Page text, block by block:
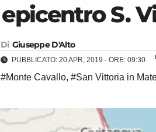
S.
Di Giuseppe D'Alto
PUBBLICATO: 20 APR, 2019 - ORE: 09:30
#Monte Cavallo, #San Vittoria in